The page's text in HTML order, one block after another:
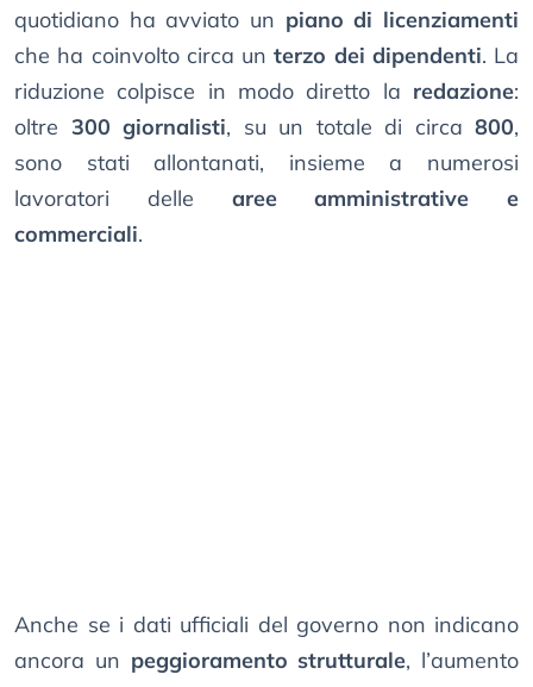
quotidiano ha avviato un piano di licenziamenti
che ha coinvolto circa unterzo dei dipendenti. La
riduzione colpisce in modo diretto la redazione:
oltre 300 giornalisti, su un totale di circa 800,
sono stati allontanati, insieme a numerosi
lavoratori delle aree amministrative e
commerciali.
Anche se i dati ufficiali del governo non indicano
ancora un peggioramento strutturale, l’aumento